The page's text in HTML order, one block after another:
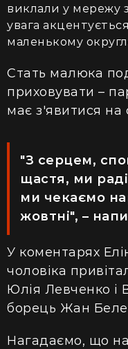
виклали у мережу
увага
маленькому
Стать малюка
приховувати –
має з'явитися на
"З серцем,
щастя, ми
ми чекаємо
жовтні", –
У коментарях
чоловіка
Юлія Левченко і
борець Жан
Нагадаємо, що